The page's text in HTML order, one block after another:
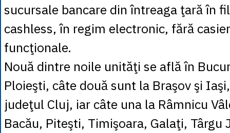
sucursale bancare din întreaga ţară în
cashless, în regim electronic, fără
funcţionale.
Nouă dintre noile unităţi se află în
Ploieşti, câte două sunt la Braşov şi
judeţul Cluj, iar câte una la Râmnicu
Bacău, Piteşti, Timişoara, Galaţi, Târgu